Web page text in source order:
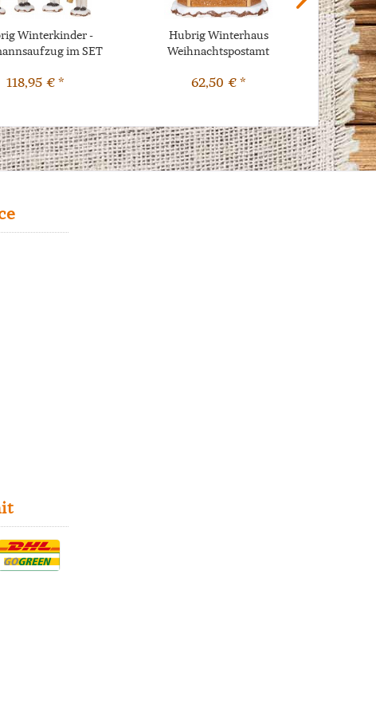
Winterkinder -
im SET
118,95 € *
Hubrig Winterhaus
Weihnachtspostamt
62,50 € *